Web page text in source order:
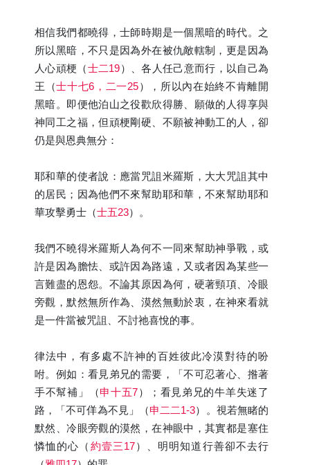
相信我們都曉得，士師時期是一個黑暗的時代。之
所以黑暗，不只是因為外在被仇敵轄制，更是因為
人心頑梗（士二19）、各人任己意而行，以自己為
王（士十七6，二一25），所以內在始終不肯離開
黑暗。即便他泊山之役歡欣得勝、願做的人得享與
神同工之福，但頑梗剛硬、不願被神動工的人，卻
仍是與恩典無分：
耶和華的使者說：應當咒詛米羅斯，大大咒詛其中
的居民；因為他們不來幫助耶和華，不來幫助耶和
華攻擊勇士（士五23）。
我們不曉得米羅斯人為何不一同來幫助神爭戰，或
許是因為膽怯、或許因為路遠，又或者因為某些一
言難盡的恩怨。不論其原因為何，硬著頸項、冷眼
旁觀，默然無所作為、漠然無動於衷，在神來看就
是一件當被咒詛、不討祂喜悅的事。
律法中，有多處不許神的百姓彼此冷漠對待的吩
咐。例如：看見弟兄的需要，「不可忍著心、揝著
手不幫補」（申十五7）；看見弟兄的牛羊失迷了
路，「不可佯為不見」（申二二1-3）。視若無睹的
默然、冷眼旁觀的漠然，在神眼中，其實都是塞住
憐恤的心（ 約壹三17）、明明知道行善卻不去行